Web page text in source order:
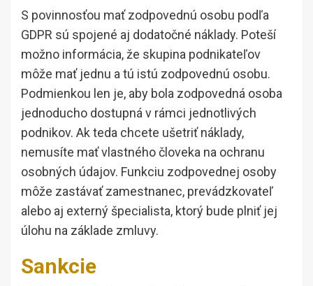
S povinnosťou mať zodpovednú osobu podľa
GDPR sú spojené aj dodatočné náklady. Poteší
možno informácia, že skupina podnikateľov
môže mať jednu a tú istú zodpovednú osobu.
Podmienkou len je, aby bola zodpovedná osoba
jednoducho dostupná v rámci jednotlivých
podnikov. Ak teda chcete ušetriť náklady,
nemusíte mať vlastného človeka na ochranu
osobných údajov. Funkciu zodpovednej osoby
môže zastávať zamestnanec, prevádzkovateľ
alebo aj externý špecialista, ktorý bude plniť jej
úlohu na základe zmluvy.
Sankcie